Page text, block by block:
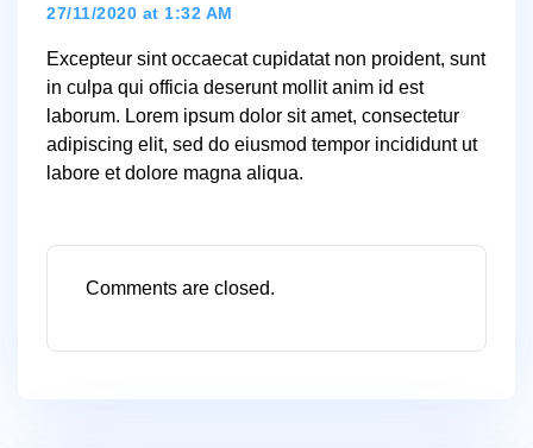
27/11/2020 at 1:32 AM
Excepteur sint occaecat cupidatat non proident, sunt
in culpa qui officia deserunt mollit anim id est
laborum. Lorem ipsum dolor sit amet, consectetur
adipiscing elit, sed do eiusmod tempor incididunt ut
labore et dolore magna aliqua.
Comments are closed.